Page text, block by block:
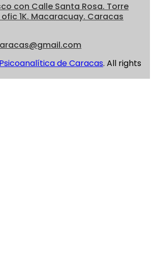
con Calle Santa Rosa. Torre
1K. Macaracuay. Caracas
de Caracas. All rights